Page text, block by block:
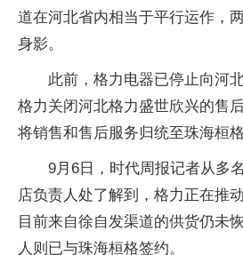
道在河北省内相当于平行运作，
身影。
此前，格力电器已停止向河
格力关闭河北格力盛世欣兴的售
将销售和售后服务归统至珠海桓格
9月6日，时代周报记者从多
店负责人处了解到，格力正在推
目前来自徐自发渠道的供货仍未
人则已与珠海桓格签约。